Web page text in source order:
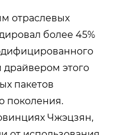
отраслевых
более 45%
этого
пакетов
поколения.
Чжэцзян,